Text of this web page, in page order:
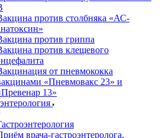
против столбняка «АС-
против гриппа
против клещевого
от пневмококка
«Пневмовакс 23» и
13»
врача-гастроэнтеролога,